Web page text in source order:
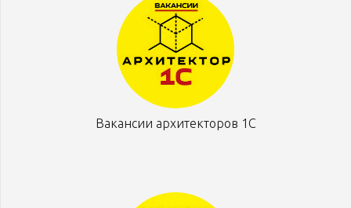
Вакансии архитекторов 1С